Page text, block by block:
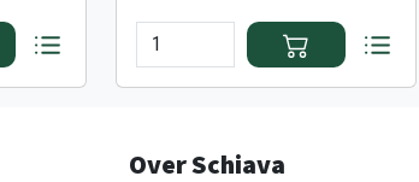
Over Schiava